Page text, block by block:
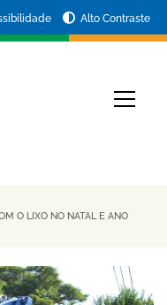
Alto Contraste
O LIXO NO NATAL E ANO